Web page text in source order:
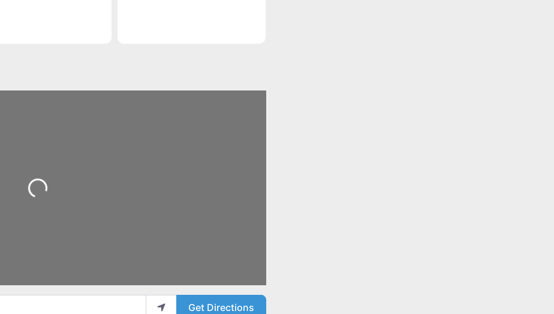
Loading...
Get Directions